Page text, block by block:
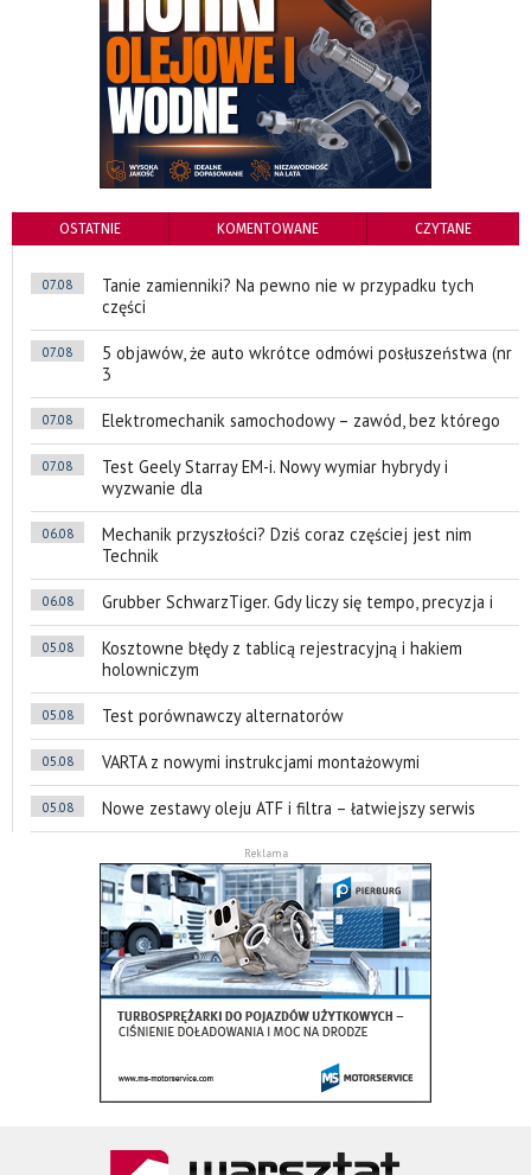
OSTATNIE KOMENTOWANE CZYTANE
07.08
Tanie zamienniki? Na pewno nie w przypadku tych
części
07.08
5 objawów, że auto wkrótce odmówi posłuszeństwa (nr
3
07.08 Elektromechanik samochodowy – zawód, bez którego
07.08
Test Geely Starray EM-i. Nowy wymiar hybrydy i
wyzwanie dla
06.08
Mechanik przyszłości? Dziś coraz częściej jest nim
Technik
06.08 Grubber SchwarzTiger. Gdy liczy się tempo, precyzja i
05.08
Kosztowne błędy z tablicą rejestracyjną i hakiem
holowniczym
05.08 Test porównawczy alternatorów
05.08 VARTA z nowymi instrukcjami montażowymi
05.08 Nowe zestawy oleju ATF i filtra – łatwiejszy serwis
Reklama